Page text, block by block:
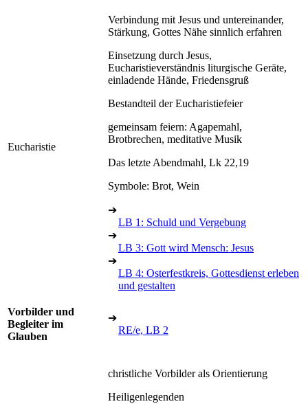
Eucharistie
Verbindung mit Jesus und untereinander,
Stärkung, Gottes Nähe sinnlich erfahren
Einsetzung durch Jesus,
Eucharistieverständnis liturgische Geräte,
einladende Hände, Friedensgruß
Bestandteil der Eucharistiefeier
gemeinsam feiern: Agapemahl,
Brotbrechen, meditative Musik
Das letzte Abendmahl, Lk 22,19
Symbole: Brot, Wein
➔
LB 1: Schuld und Vergebung
➔
LB 3: Gott wird Mensch: Jesus
➔
LB 4: Osterfestkreis, Gottesdienst erleben
und gestalten
Vorbilder und
Begleiter im
Glauben
➔
RE/e, LB 2
christliche Vorbilder als Orientierung
Heiligenlegenden